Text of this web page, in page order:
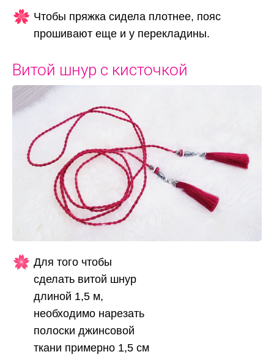
Чтобы пряжка сидела плотнее, пояс
прошивают еще и у перекладины.
Витой шнур с кисточкой
Для того чтобы
сделать витой шнур
длиной 1,5 м,
необходимо нарезать
полоски джинсовой
ткани примерно 1,5 см